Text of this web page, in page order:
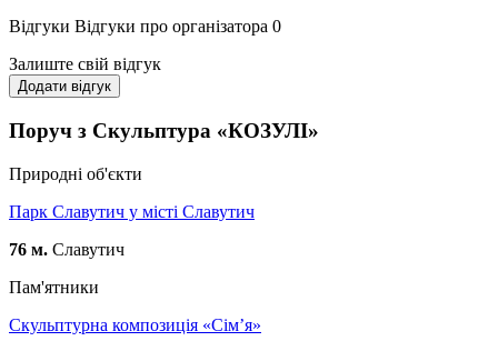
Відгуки Відгуки про організатора 0
Залиште свій відгук
Додати відгук
Поруч з Скульптура «КОЗУЛІ»
Природні об'єкти
Парк Славутич у місті Славутич
76 м. Славутич
Пам'ятники
Скульптурна композиція «Сім’я»